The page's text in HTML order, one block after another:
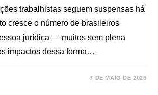
trabalhistas seguem suspensas há
cresce o número de brasileiros
jurídica — muitos sem plena
impactos dessa forma…
7 DE MAIO DE 2026